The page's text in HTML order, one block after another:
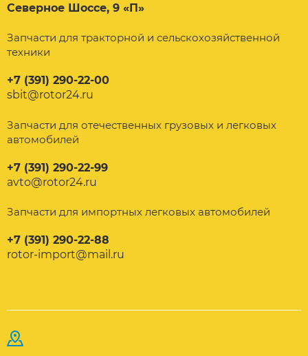
Северное Шоссе, 9 «П»
Запчасти для тракторной и сельскохозяйственной
техники
+7 (391) 290-22-00
sbit@rotor24.ru
Запчасти для отечественных грузовых и легковых
автомобилей
+7 (391) 290-22-99
avto@rotor24.ru
Запчасти для импортных легковых автомобилей
+7 (391) 290-22-88
rotor-import@mail.ru